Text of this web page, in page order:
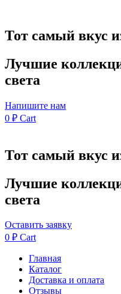
Тот самый вкус
Лучшие
света
Напишите нам
0 ₽ Cart
Тот самый вкус
Лучшие
света
Оставить заявку
0 ₽ Cart
Главная
Каталог
Доставка и оплата
Отзывы